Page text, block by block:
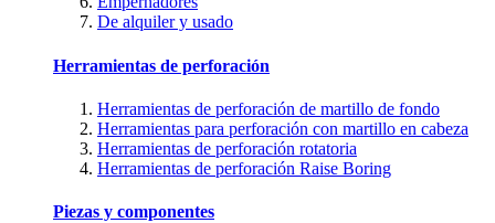
De alquiler y usado
Herramientas de perforación
Herramientas de perforación de martillo de fondo
Herramientas para perforación con martillo en cabeza
Herramientas de perforación rotatoria
Herramientas de perforación Raise Boring
Piezas y componentes